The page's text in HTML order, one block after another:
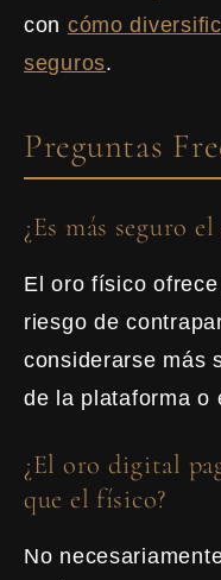
con cómo
seguros.
Preguntas
¿Es más seguro
El oro físico
riesgo de
considerarse más
de la plataforma o
¿El oro digital
que el físico?
No